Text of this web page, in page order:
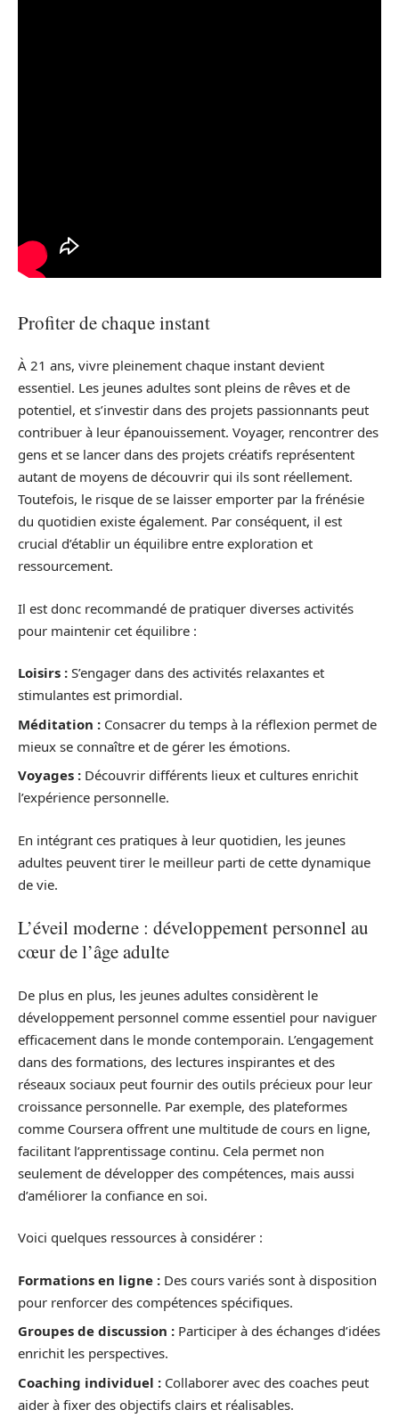
Profiter de chaque instant
À 21 ans, vivre pleinement chaque instant devient
essentiel. Les jeunes adultes sont pleins de rêves et de
potentiel, et s’investir dans des projets passionnants peut
contribuer à leur épanouissement. Voyager, rencontrer des
gens et se lancer dans des projets créatifs représentent
autant de moyens de découvrir qui ils sont réellement.
Toutefois, le risque de se laisser emporter par la frénésie
du quotidien existe également. Par conséquent, il est
crucial d’établir un équilibre entre exploration et
ressourcement.
Il est donc recommandé de pratiquer diverses activités
pour maintenir cet équilibre :
Loisirs : S’engager dans des activités relaxantes et
stimulantes est primordial.
Méditation : Consacrer du temps à la réflexion permet de
mieux se connaître et de gérer les émotions.
Voyages : Découvrir différents lieux et cultures enrichit
l’expérience personnelle.
En intégrant ces pratiques à leur quotidien, les jeunes
adultes peuvent tirer le meilleur parti de cette dynamique
de vie.
L’éveil moderne : développement personnel au
cœur de l’âge adulte
De plus en plus, les jeunes adultes considèrent le
développement personnel comme essentiel pour naviguer
efficacement dans le monde contemporain. L’engagement
dans des formations, des lectures inspirantes et des
réseaux sociaux peut fournir des outils précieux pour leur
croissance personnelle. Par exemple, des plateformes
comme Coursera offrent une multitude de cours en ligne,
facilitant l’apprentissage continu. Cela permet non
seulement de développer des compétences, mais aussi
d’améliorer la confiance en soi.
Voici quelques ressources à considérer :
Formations en ligne : Des cours variés sont à disposition
pour renforcer des compétences spécifiques.
Groupes de discussion : Participer à des échanges d’idées
enrichit les perspectives.
Coaching individuel : Collaborer avec des coaches peut
aider à fixer des objectifs clairs et réalisables.